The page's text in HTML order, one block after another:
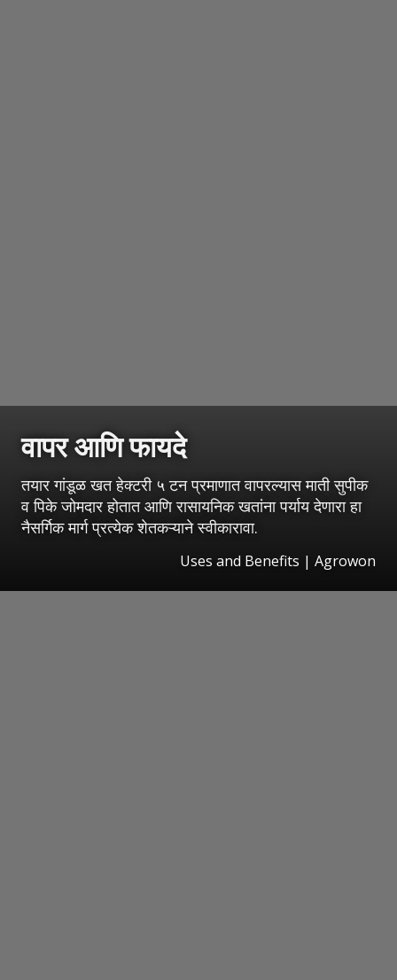
वापर आणि फायदे
तयार गांडूळ खत हेक्टरी ५ टन प्रमाणात वापरल्यास माती सुपीक
व पिके जोमदार होतात आणि रासायनिक खतांना पर्याय देणारा हा
नैसर्गिक मार्ग प्रत्येक शेतकऱ्याने स्वीकारावा.
Uses and Benefits | Agrowon